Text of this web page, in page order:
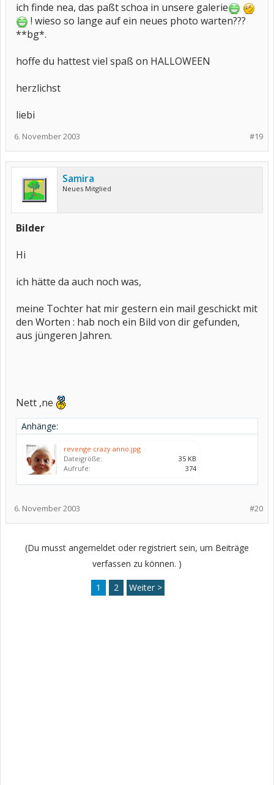
in die Galerie geben.
So long
Nea
Na....symphatisch nicht?
ich finde nea, das paßt schoa in unsere galerie
! wieso so lange auf ein neues photo warten???
**bg*.
hoffe du hattest viel spaß on HALLOWEEN
herzlichst
liebi
#19
6. November 2003
Samira
Neues Mitglied
Bilder
Hi
ich hätte da auch noch was,
meine Tochter hat mir gestern ein mail geschickt mit
den Worten : hab noch ein Bild von dir gefunden,
aus jüngeren Jahren.
Nett ,ne
Anhänge:
revenge crazy anno.jpg
Dateigröße:
35 KB
Aufrufe:
374
#20
6. November 2003
(Du musst angemeldet oder registriert sein, um Beiträge
verfassen zu können. )
1 2 Weiter >